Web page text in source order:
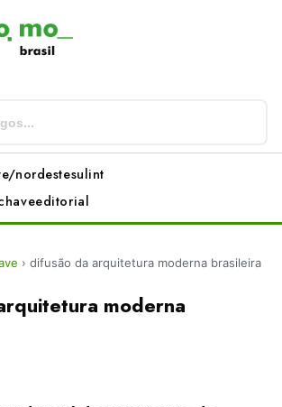
nordestesulint
editorial
› difusão da arquitetura moderna brasileira
moderna